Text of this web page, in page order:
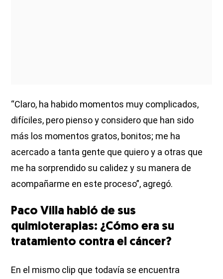
“Claro, ha habido momentos muy complicados,
difíciles, pero pienso y considero que han sido
más los momentos gratos, bonitos; me ha
acercado a tanta gente que quiero y a otras que
me ha sorprendido su calidez y su manera de
acompañarme en este proceso”, agregó.
Paco Villa habló de sus
quimioterapias: ¿Cómo era su
tratamiento contra el cáncer?
En el mismo clip que todavía se encuentra